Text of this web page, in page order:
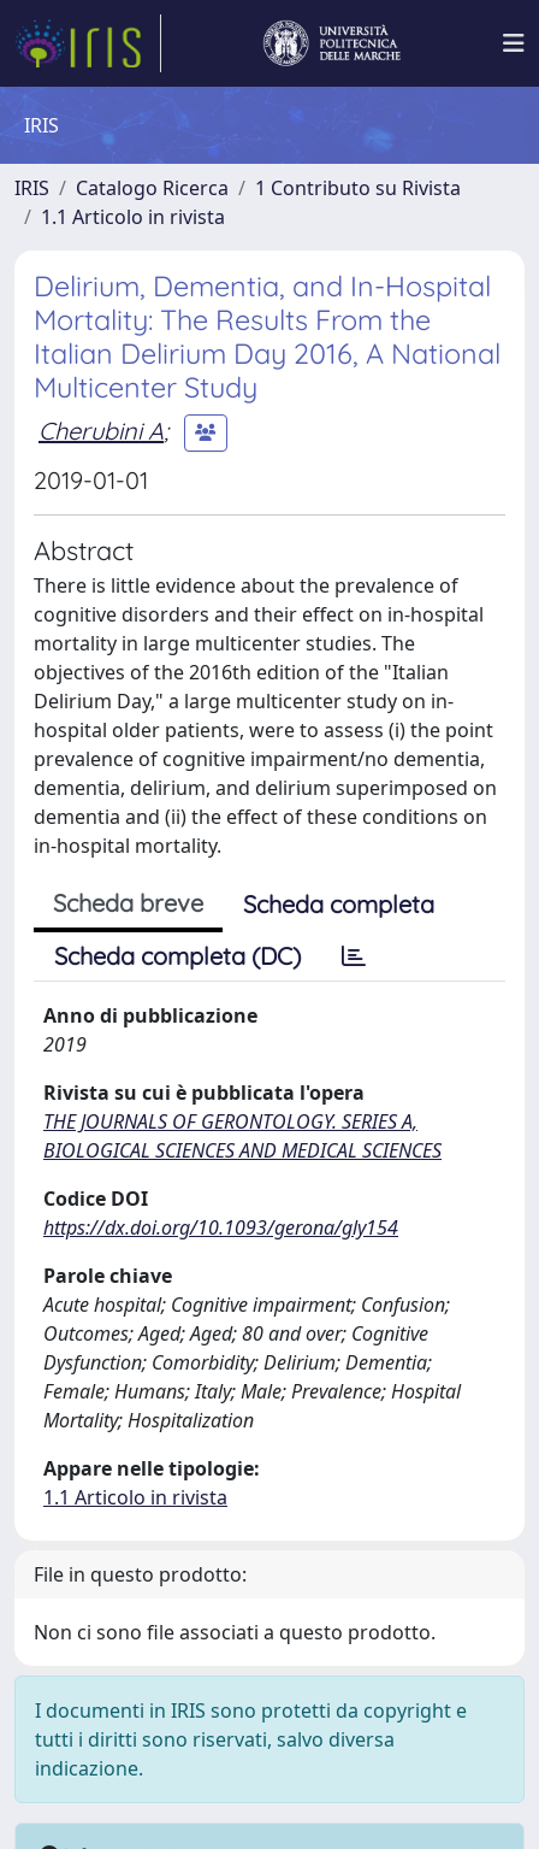
IRIS
IRIS Catalogo Ricerca
1 Contributo su Rivista
1.1 Articolo in rivista
Delirium, Dementia, and In-Hospital
Mortality: The Results From the
Italian Delirium Day 2016, A National
Multicenter Study
Cherubini A;
2019-01-01
Abstract
There is little evidence about the prevalence of
cognitive disorders and their effect on in-hospital
mortality in large multicenter studies. The
objectives of the 2016th edition of the "Italian
Delirium Day," a large multicenter study on in-
hospital older patients, were to assess (i) the point
prevalence of cognitive impairment/no dementia,
dementia, delirium, and delirium superimposed on
dementia and (ii) the effect of these conditions on
in-hospital mortality.
Scheda breve
Scheda completa
Scheda completa (DC)
Anno di pubblicazione
2019
Rivista su cui è pubblicata l'opera
THE JOURNALS OF GERONTOLOGY. SERIES A,
BIOLOGICAL SCIENCES AND MEDICAL SCIENCES
Codice DOI
https://dx.doi.org/10.1093/gerona/gly154
Parole chiave
Acute hospital; Cognitive impairment; Confusion;
Outcomes; Aged; Aged; 80 and over; Cognitive
Dysfunction; Comorbidity; Delirium; Dementia;
Female; Humans; Italy; Male; Prevalence; Hospital
Mortality; Hospitalization
Appare nelle tipologie:
1.1 Articolo in rivista
File in questo prodotto:
Non ci sono file associati a questo prodotto.
I documenti in IRIS sono protetti da copyright e
tutti i diritti sono riservati, salvo diversa
indicazione.